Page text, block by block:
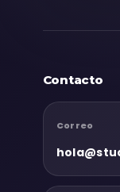
Contacto
Correo